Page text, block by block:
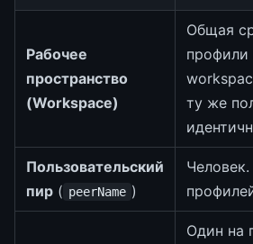
Рабочее
пространство
(Workspace)
Общая
профили
ту же
Пользовательский
пир ( peerName )
Один на